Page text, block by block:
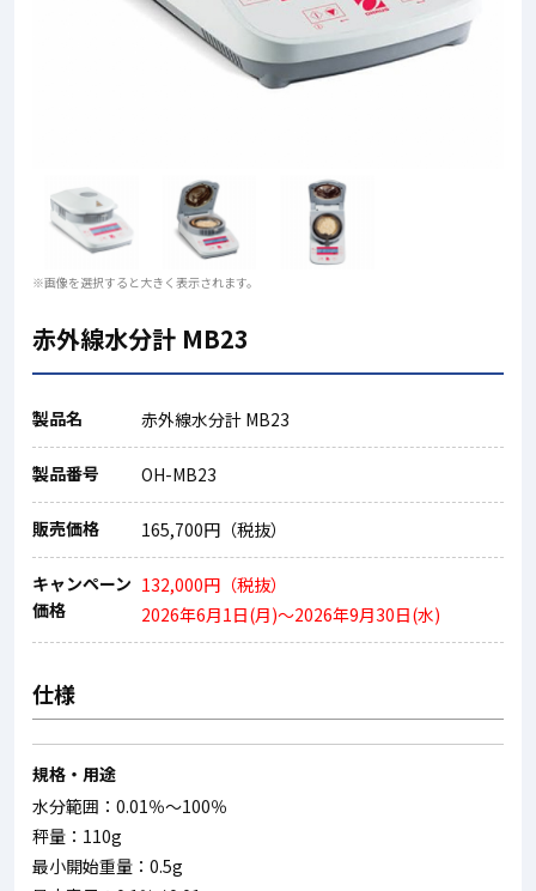
※画像を選択すると大きく表示されます。
赤外線水分計 MB23
製品名 赤外線水分計 MB23
製品番号 OH-MB23
販売価格 165,700円（税抜）
キャンペーン
価格
132,000円（税抜）
2026年6月1日(月)～2026年9月30日(水)
仕様
規格・用途
水分範囲：0.01％～100％
秤量：110g
最小開始重量：0.5g